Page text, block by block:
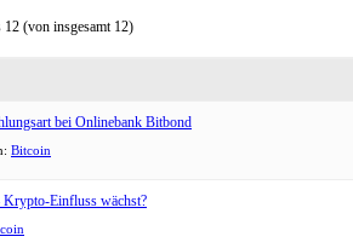
(von insgesamt 12)
bei Onlinebank Bitbond
Bitcoin
Einfluss wächst?